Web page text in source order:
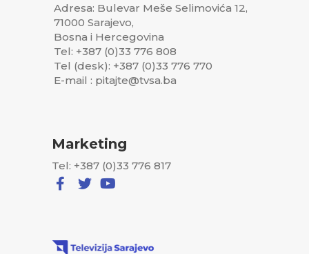
Adresa: Bulevar Meše Selimovića 12,
71000 Sarajevo,
Bosna i Hercegovina
Tel: +387 (0)33 776 808
Tel (desk): +387 (0)33 776 770
E-mail : pitajte@tvsa.ba
Marketing
Tel: +387 (0)33 776 817